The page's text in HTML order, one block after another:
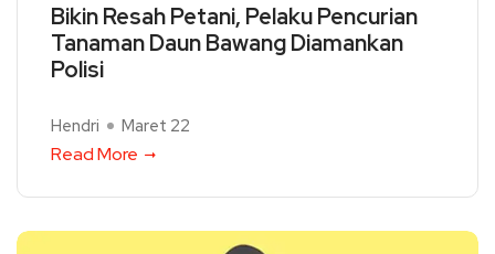
Bikin Resah Petani, Pelaku Pencurian
Tanaman Daun Bawang Diamankan
Polisi
Hendri Maret 22
Read More